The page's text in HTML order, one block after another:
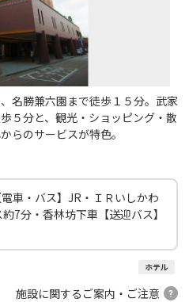
名勝兼六園まで徒歩１５分。武家
５分と、観光・ショッピング・散
らのサービスが特色。
車・バス】JR・ＩＲいしかわ
7分・香林坊下車【送迎バス】
ホテル
施設に関するご案内・ご注意